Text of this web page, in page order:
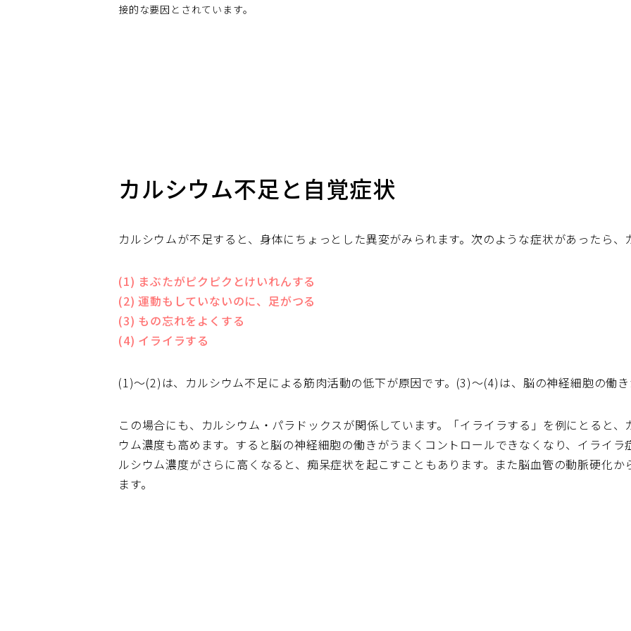
接的な要因とされています。
カルシウム不足と自覚症状
カルシウムが不足すると、身体にちょっとした異変がみられます。次のような症状があったら、
(1) まぶたがピクピクとけいれんする
(2) 運動もしていないのに、足がつる
(3) もの忘れをよくする
(4) イライラする
(1)～(2)は、カルシウム不足による筋肉活動の低下が原因です。(3)～(4)は、脳の神経細胞の働き
この場合にも、カルシウム・パラドックスが関係しています。「イライラする」を例にとると
ウム濃度も高めます。すると脳の神経細胞の働きがうまくコントロールできなくなり、イライ
ルシウム濃度がさらに高くなると、痴呆症状を起こすこともあります。また脳血管の動脈硬化
ます。